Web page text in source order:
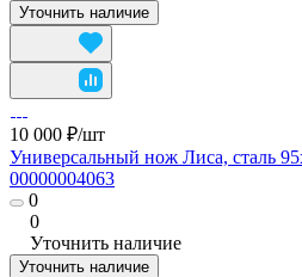
Уточнить наличие
10 000 ₽/шт
Универсальный нож Лиса, сталь
00000004063
0
0
Уточнить наличие
Уточнить наличие